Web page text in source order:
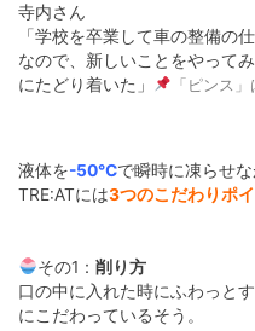
寺内さん
「学校を卒業して車の整備の
なので、新しいことをやって
にたどり着いた」
「ピンス
液体を-50℃で瞬時に凍らせ
TRE:ATには3つのこだわりポ
その1： 削り方
口の中に入れた時にふわっと
にこだわっているそう。